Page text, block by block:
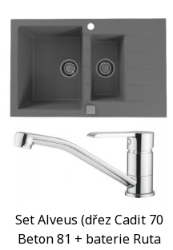
Set Alveus (dřez Cadit 70
Beton 81 + baterie Ruta